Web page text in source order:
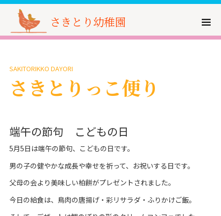
さきとり幼稚園
SAKITORIKKO DAYORI
さきとりっこ便り
端午の節句 こどもの日
5月5日は端午の節句、こどもの日です。
男の子の健やかな成長や幸せを祈って、お祝いする日です。
父母の会より美味しい柏餅がプレゼントされました。
今日の給食は、鳥肉の唐揚げ・彩リサラダ・ふりかけご飯。